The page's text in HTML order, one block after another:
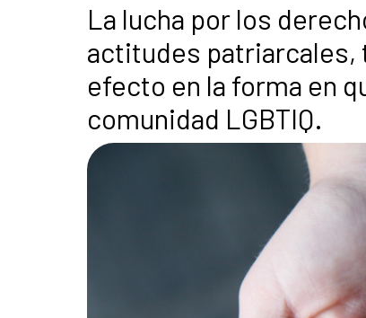
La lucha por los
actitudes patriarcales,
efecto en la forma en
comunidad LGBTIQ.